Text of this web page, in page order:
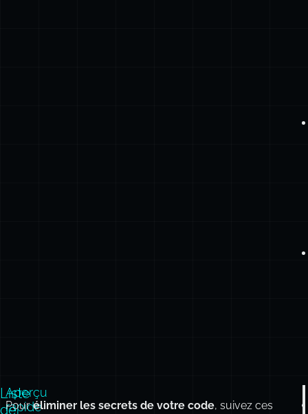
Liste
de
Aperçu
rapide
Pouréliminer les secrets de votre code, suivez ces